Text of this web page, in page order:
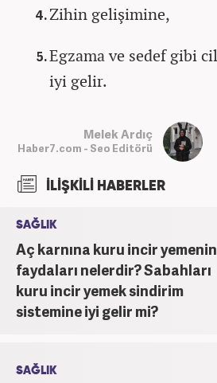
Zihin gelişimine,
Egzama ve sedef gibi
iyi gelir.
Melek Ardıç
Haber7.com - Seo Editörü
İLİŞKİLİ HABERLER
SAĞLIK
Aç karnına kuru incir yemenin
faydaları nelerdir? Sabahları
kuru incir yemek sindirim
sistemine iyi gelir mi?
SAĞLIK